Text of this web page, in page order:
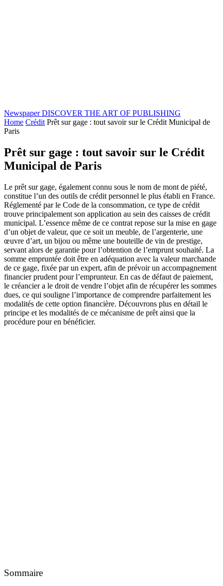
Newspaper DISCOVER THE ART OF PUBLISHING
Home Crédit Prêt sur gage : tout savoir sur le Crédit Municipal de
Paris
Prêt sur gage : tout savoir sur le Crédit
Municipal de Paris
Le prêt sur gage, également connu sous le nom de mont de piété,
constitue l’un des outils de crédit personnel le plus établi en France.
Réglementé par le Code de la consommation, ce type de crédit
trouve principalement son application au sein des caisses de crédit
municipal. L’essence même de ce contrat repose sur la mise en gage
d’un objet de valeur, que ce soit un meuble, de l’argenterie, une
œuvre d’art, un bijou ou même une bouteille de vin de prestige,
servant alors de garantie pour l’obtention de l’emprunt souhaité. La
somme empruntée doit être en adéquation avec la valeur marchande
de ce gage, fixée par un expert, afin de prévoir un accompagnement
financier prudent pour l’emprunteur. En cas de défaut de paiement,
le créancier a le droit de vendre l’objet afin de récupérer les sommes
dues, ce qui souligne l’importance de comprendre parfaitement les
modalités de cette option financière. Découvrons plus en détail le
principe et les modalités de ce mécanisme de prêt ainsi que la
procédure pour en bénéficier.
Sommaire